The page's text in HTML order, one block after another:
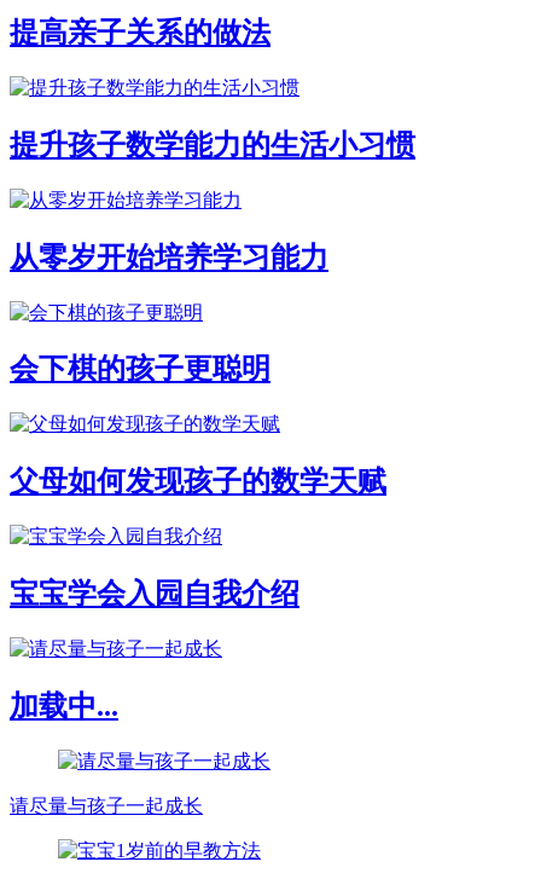
提高亲子关系的做法
提升孩子数学能力的生活小习惯
从零岁开始培养学习能力
会下棋的孩子更聪明
父母如何发现孩子的数学天赋
宝宝学会入园自我介绍
加载中...
请尽量与孩子一起成长